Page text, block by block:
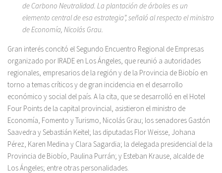
de Carbono Neutralidad. La plantación de árboles es un
elemento central de esa estrategia”, señaló al respecto el ministro
de Economía, Nicolás Grau.
Gran interés concitó el Segundo Encuentro Regional de Empresas
organizado por IRADE en Los Ángeles, que reunió a autoridades
regionales, empresarios de la región y de la Provincia de Biobío en
torno a temas críticos y de gran incidencia en el desarrollo
económico y social del país. A la cita, que se desarrolló en el Hotel
Four Points de la capital provincial, asistieron el ministro de
Economía, Fomento y Turismo, Nicolás Grau; los senadores Gastón
Saavedra y Sebastián Keitel; las diputadas Flor Weisse, Johana
Pérez, Karen Medina y Clara Sagardia; la delegada presidencial de la
Provincia de Biobío, Paulina Purrán; y Esteban Krause, alcalde de
Los Ángeles; entre otras personalidades.